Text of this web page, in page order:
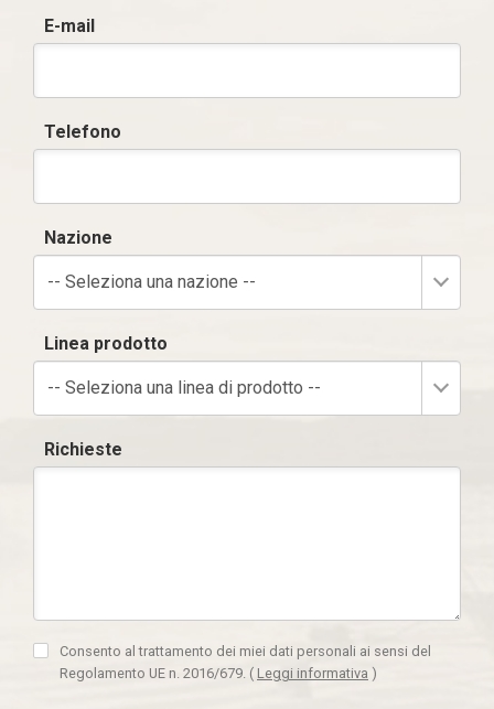
E-mail
Telefono
Nazione
-- Seleziona una nazione --
Linea prodotto
-- Seleziona una linea di prodotto --
Richieste
Consento al trattamento dei miei dati personali ai sensi del
Regolamento UE n. 2016/679. ( Leggi informativa )